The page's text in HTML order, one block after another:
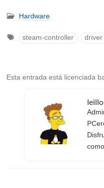
Hardware
steam-controller driver
Esta entrada está licenciada